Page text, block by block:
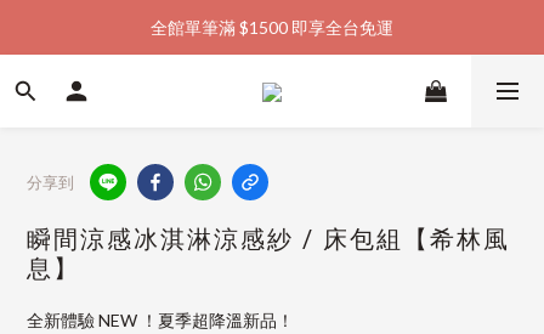
加入會員購物金  馬上領  馬上折
全館單筆滿 $1500 即享全台免運
加入會員購物金  馬上領  馬上折
分享到
瞬間涼感冰淇淋涼感紗 / 床包組【希林風
息】
全新體驗 NEW ！夏季超降溫新品！